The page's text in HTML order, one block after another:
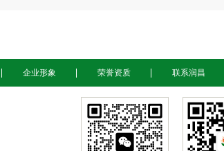
企业形象 荣誉资质 联系润昌